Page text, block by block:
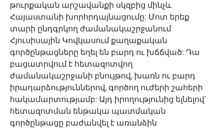
թուրքական արշավանքի սկզբից մինչև
Հայաստանի խորհրդայնացումը: Մոտ երեք
տարի ընդգրկող ժամանակաշրջանում
Հյուսիսային Կովկասում քաղաքական
գործընթացները եղել են բարդ ու խճճված: Դա
բացատրվում է հետազոտվող
ժամանակաշրջանի բնույթով, խառն ու բարդ
իրադարձություններով, գործող ուժերի շահերի
հակամարտությամբ: Այդ իրողությունից ելնելով`
հետազոտման ենթակա պատմական
գործընթացը բաժանվել է առանձին